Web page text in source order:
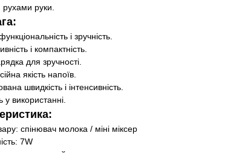
руки.
і зручність.
і компактність.
для зручності.
якість напоїв.
швидкість і інтенсивність.
у використанні.
спінювач молока / міні міксер
7W